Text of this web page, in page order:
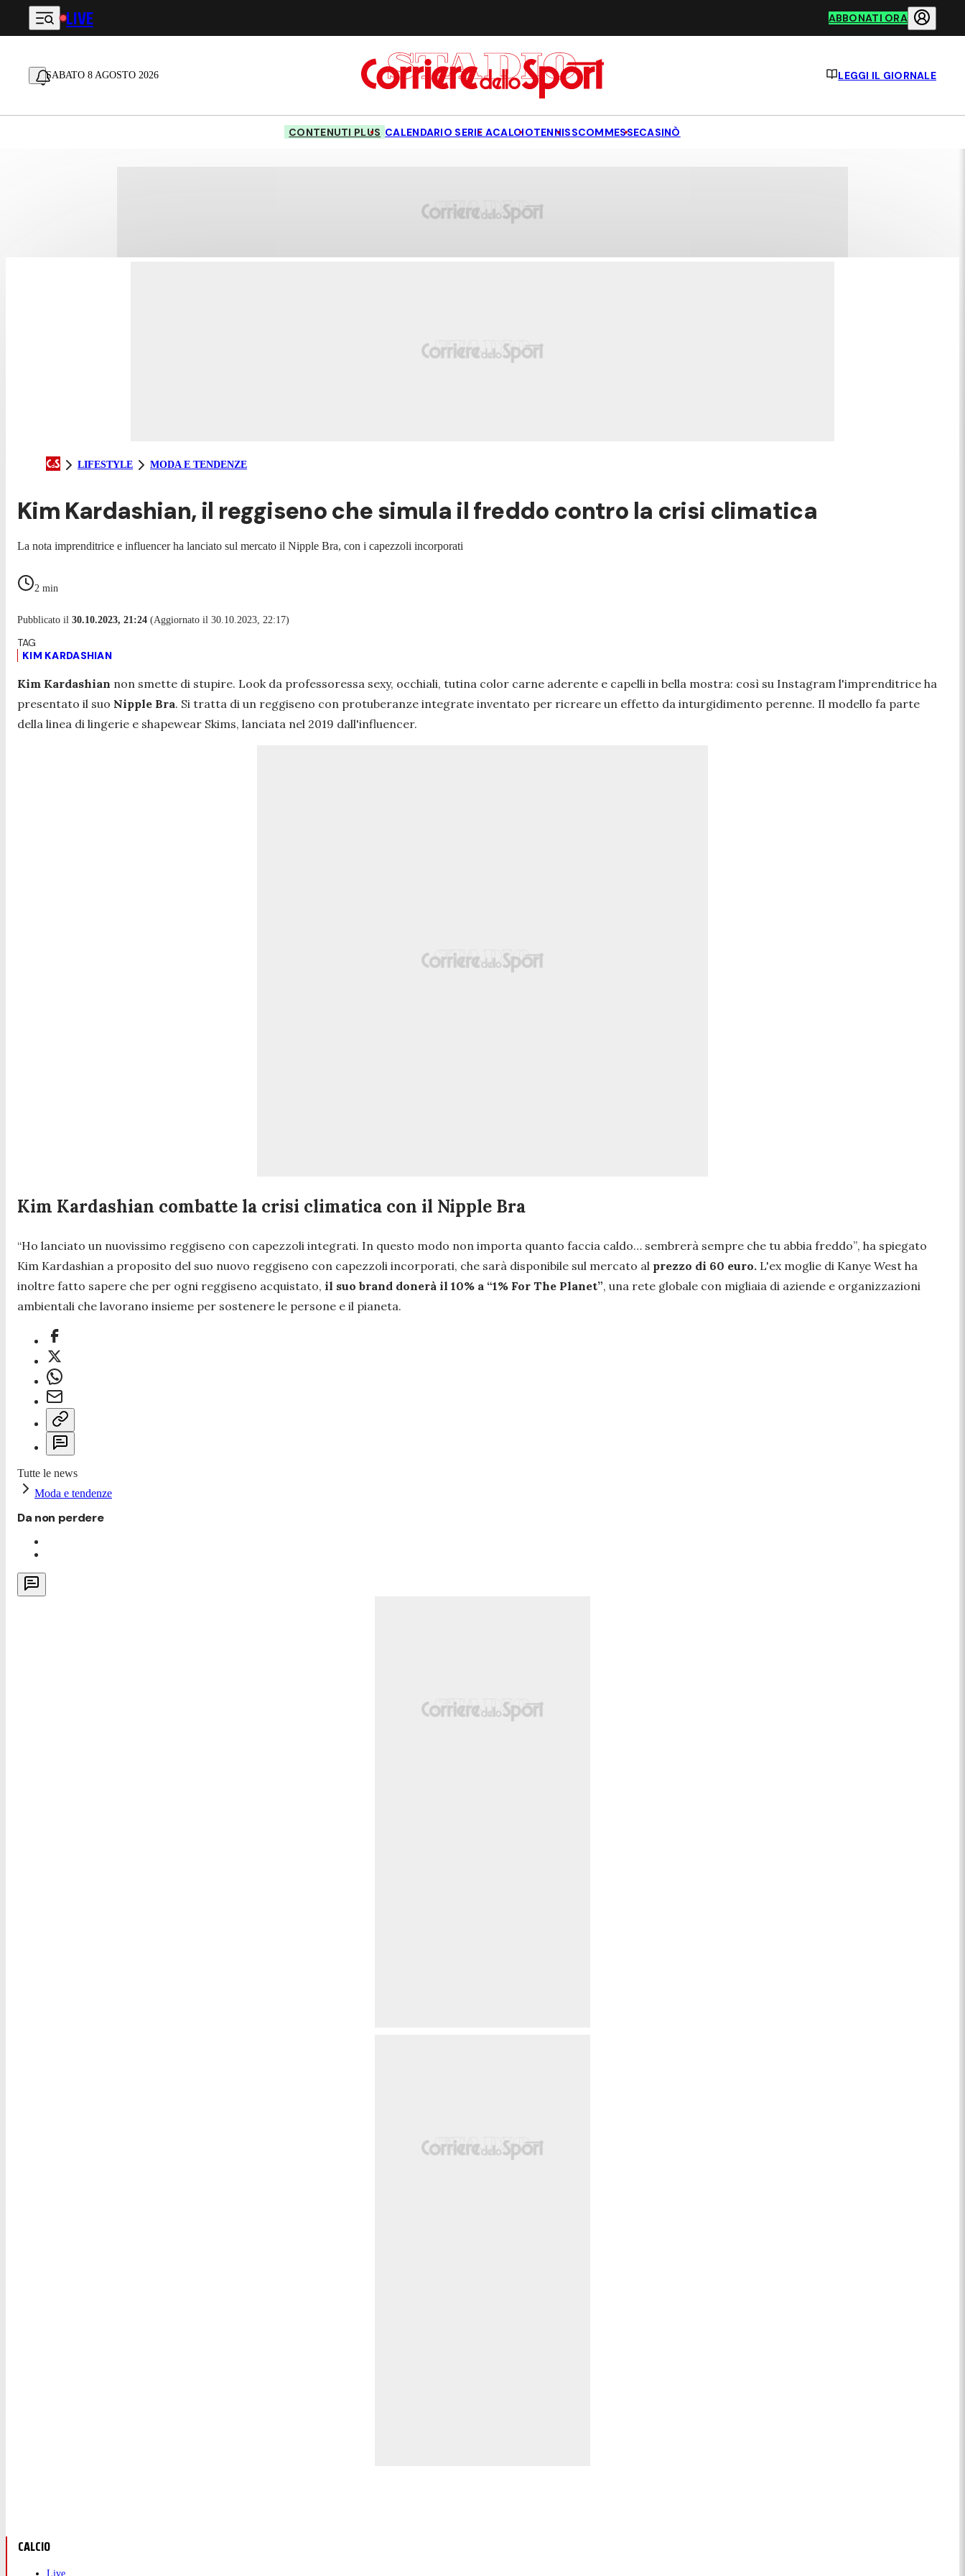
Vai al contenuto principale
LIVE ABBONATI ORA
SABATO 8 AGOSTO 2026 LEGGI IL GIORNALE
CONTENUTI PLUS CALENDARIO SERIE ACALCIOTENNISSCOMMESSECASINÒ
LIFESTYLE MODA E TENDENZE
Kim Kardashian, il reggiseno che simula il freddo contro la crisi climatica
La nota imprenditrice e influencer ha lanciato sul mercato il Nipple Bra, con i capezzoli incorporati
2 min
Pubblicato il 30.10.2023, 21:24 (Aggiornato il 30.10.2023, 22:17)
KIM KARDASHIAN
Kim Kardashian non smette di stupire. Look da professoressa sexy, occhiali, tutina color carne aderente e capelli in bella mostra: così su Instagram l'imprenditrice ha
presentato il suo Nipple Bra. Si tratta di un reggiseno con protuberanze integrate inventato per ricreare un effetto da inturgidimento perenne. Il modello fa parte
della linea di lingerie e shapewear Skims, lanciata nel 2019 dall'influencer.
Kim Kardashian combatte la crisi climatica con il Nipple Bra
“Ho lanciato un nuovissimo reggiseno con capezzoli integrati. In questo modo non importa quanto faccia caldo… sembrerà sempre che tu abbia freddo”, ha spiegato
Kim Kardashian a proposito del suo nuovo reggiseno con capezzoli incorporati, che sarà disponibile sul mercato al prezzo di 60 euro. L'ex moglie di Kanye West ha
inoltre fatto sapere che per ogni reggiseno acquistato, il suo brand donerà il 10% a “1% For The Planet”, una rete globale con migliaia di aziende e organizzazioni
ambientali che lavorano insieme per sostenere le persone e il pianeta.
Tutte le news
Moda e tendenze
Da non perdere
CALCIO
Live